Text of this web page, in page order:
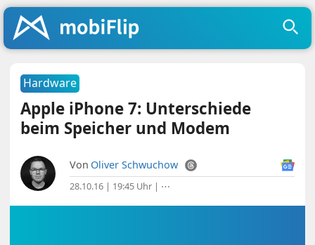
Hardware
Apple iPhone 7: Unterschiede
beim Speicher und Modem
Von Oliver Schwuchow
28.10.16 | 19:45 Uhr | ⋯